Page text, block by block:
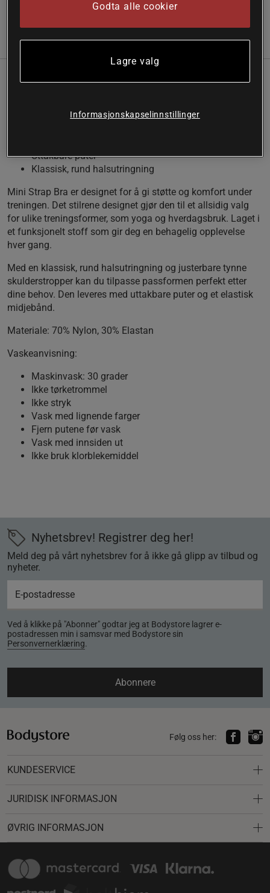
Informasjon
Mini Strap Brabehagelig passform for
Uttakbare puter
Klassisk, rund halsutringning
Mini Strap Bra er designet for å gi støtte og komfort under
treningen. Det stilrene designet gjør den til et allsidig valg
for ulike treningsformer, som yoga og hverdagsbruk. Laget i
et funksjonelt stoff som gir deg en behagelig opplevelse
hver gang.
Med en klassisk, rund halsutringning og justerbare tynne
skulderstropper kan du tilpasse passformen perfekt etter
dine behov. Den leveres med uttakbare puter og et elastisk
midjebånd.
Materiale: 70% Nylon, 30% Elastan
Vaskeanvisning:
Maskinvask: 30 grader
Ikke tørketrommel
Ikke stryk
Vask med lignende farger
Fjern putene før vask
Vask med innsiden ut
Ikke bruk klorblekemiddel
Nyhetsbrev! Registrer deg her!
Meld deg på vårt nyhetsbrev for å ikke gå glipp av tilbud og
nyheter.
Ved å klikke på "Abonner" godtar jeg at Bodystore lagrer e-
postadressen min i samsvar med Bodystore sin
Personvernerklæring.
Abonnere
Følg oss her:
KUNDESERVICE
JURIDISK INFORMASJON
ØVRIG INFORMASJON
Godta alle cookier
Lagre valg
Informasjonskapselinnstillinger